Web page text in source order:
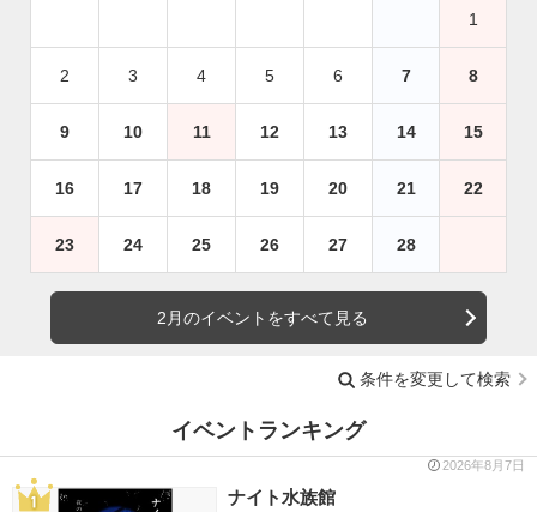
1
2 3 4 5 6 7 8
9 10 11 12 13 14 15
16 17 18 19 20 21 22
23 24 25 26 27 28
2月のイベントをすべて見る
条件を変更して検索
イベントランキング
2026年8月7日
ナイト水族館